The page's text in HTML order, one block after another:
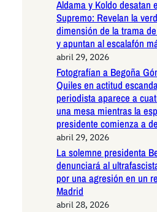
Aldama y Koldo desatan
Supremo: Revelan la
dimensión de la trama
y apuntan al escalafón
abril 29, 2026
Fotografían a Begoña
Quiles en actitud
periodista aparece a
una mesa mientras la
presidente comienza a
abril 29, 2026
La solemne presidenta
denunciará al
por una agresión en un
Madrid
abril 28, 2026